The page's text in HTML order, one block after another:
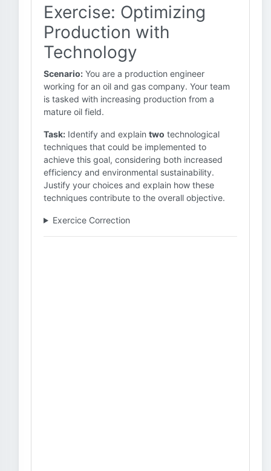
Exercise: Optimizing
Production with
Technology
Scenario: You are a production engineer
working for an oil and gas company. Your team
is tasked with increasing production from a
mature oil field.
Task: Identify and explain two technological
techniques that could be implemented to
achieve this goal, considering both increased
efficiency and environmental sustainability.
Justify your choices and explain how these
techniques contribute to the overall objective.
Exercice Correction